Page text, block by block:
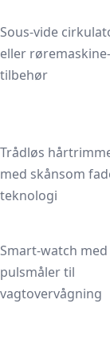
Sous-vide
eller røremaskine-
tilbehør
Trådløs
med skånsom
teknologi
Smart-watch med
pulsmåler til
vagtovervågning